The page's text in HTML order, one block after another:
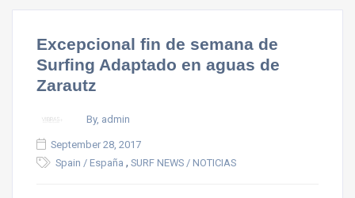
Excepcional fin de semana de
Surfing Adaptado en aguas de
Zarautz
By, admin
September 28, 2017
Spain / España , SURF NEWS / NOTICIAS